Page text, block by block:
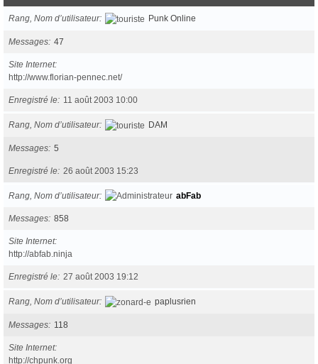
Rang, Nom d’utilisateur Punk Online
Messages 47
Site Internet
http://www.florian-pennec.net/
Enregistré le 11 août 2003 10:00
Rang, Nom d’utilisateur DAM
Messages 5
Enregistré le 26 août 2003 15:23
Rang, Nom d’utilisateur abFab
Messages 858
Site Internet
http://abfab.ninja
Enregistré le 27 août 2003 19:12
Rang, Nom d’utilisateur paplusrien
Messages 118
Site Internet
http://chpunk.org